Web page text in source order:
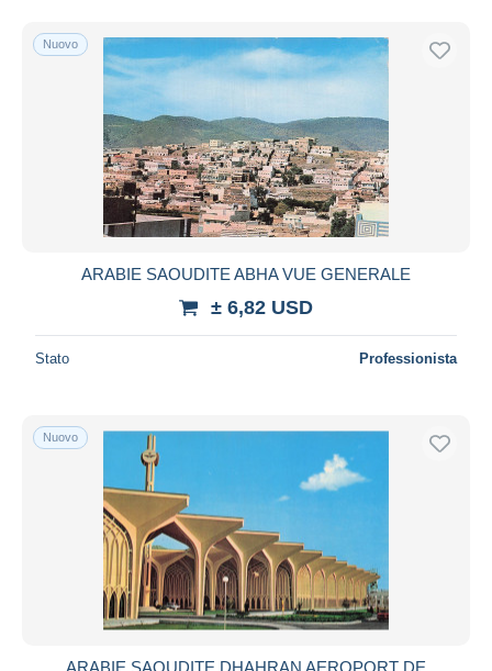
Nuovo
ARABIE SAOUDITE ABHA VUE GENERALE
± 6,82 USD
Stato Professionista
Nuovo
ARABIE SAOUDITE DHAHRAN AEROPORT DE